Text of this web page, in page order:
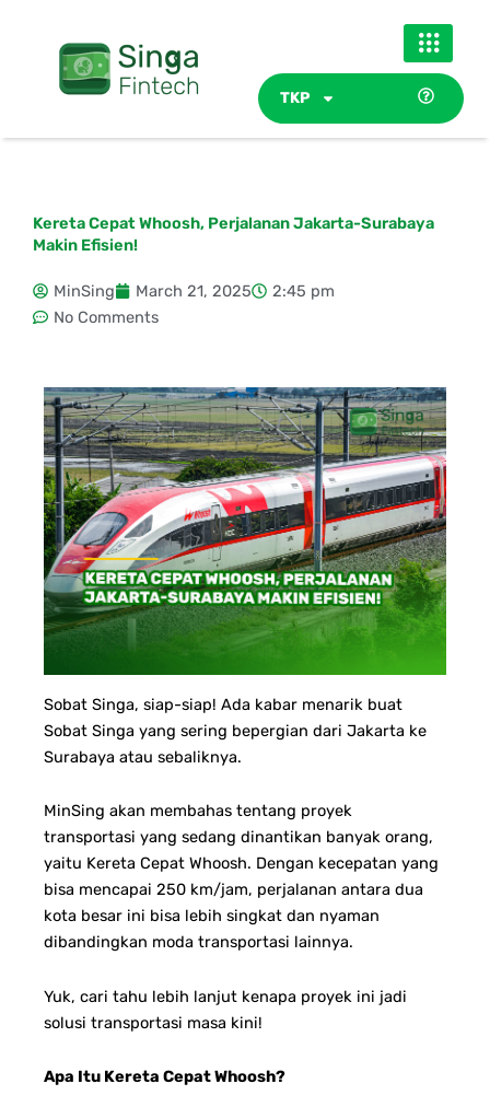
TKP
Kereta Cepat Whoosh, Perjalanan Jakarta-Surabaya
Makin Efisien!
MinSing March 21, 2025
2:45 pm
No Comments
Sobat Singa, siap-siap! Ada kabar menarik buat
Sobat Singa yang sering bepergian dari Jakarta ke
Surabaya atau sebaliknya.
MinSing akan membahas tentang proyek
transportasi yang sedang dinantikan banyak orang,
yaitu Kereta Cepat Whoosh. Dengan kecepatan yang
bisa mencapai 250 km/jam, perjalanan antara dua
kota besar ini bisa lebih singkat dan nyaman
dibandingkan moda transportasi lainnya.
Yuk, cari tahu lebih lanjut kenapa proyek ini jadi
solusi transportasi masa kini!
Apa Itu Kereta Cepat Whoosh?